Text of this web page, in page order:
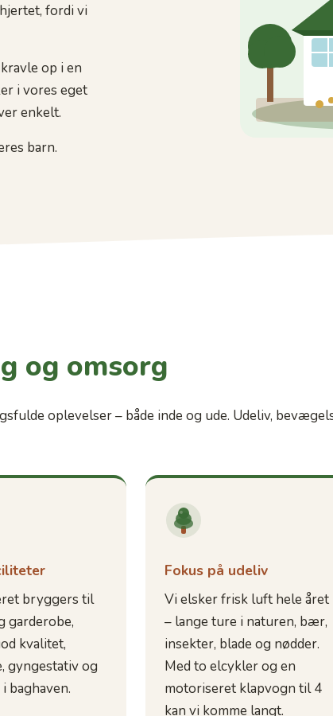
fordi vi
op i en
i vores eget
enkelt.
barn.
og omsorg
oplevelser – både inde og ude. Udeliv,
bryggers til
garderobe,
kvalitet,
gyngestativ og
baghaven.
Fokus på udeliv
Vi elsker frisk luft hele året
– lange ture i naturen, bær,
insekter, blade og nødder.
Med to elcykler og en
motoriseret klapvogn til 4
kan vi komme langt.